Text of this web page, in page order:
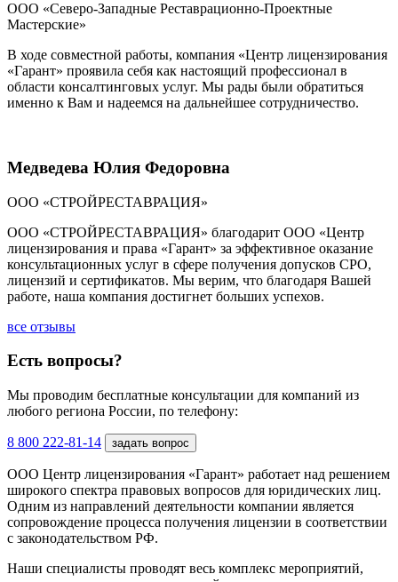
ООО «Северо-Западные Реставрационно-Проектные
Мастерские»
В ходе совместной работы, компания «Центр лицензирования
«Гарант» проявила себя как настоящий профессионал в
области консалтинговых услуг. Мы рады были обратиться
именно к Вам и надеемся на дальнейшее сотрудничество.
Медведева Юлия Федоровна
ООО «СТРОЙРЕСТАВРАЦИЯ»
ООО «СТРОЙРЕСТАВРАЦИЯ» благодарит ООО «Центр
лицензирования и права «Гарант» за эффективное оказание
консультационных услуг в сфере получения допусков СРО,
лицензий и сертификатов. Мы верим, что благодаря Вашей
работе, наша компания достигнет больших успехов.
все отзывы
Есть вопросы?
Мы проводим бесплатные консультации для компаний из
любого региона России, по телефону:
8 800 222-81-14 задать вопрос
ООО Центр лицензирования «Гарант» работает над решением
широкого спектра правовых вопросов для юридических лиц.
Одним из направлений деятельности компании является
сопровождение процесса получения лицензии в соответствии
с законодательством РФ.
Наши специалисты проводят весь комплекс мероприятий,